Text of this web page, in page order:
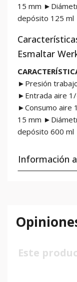
15 mm
depósito 125 ml
Esmaltar
►Presión
►Entrada aire
►Consumo aire
15 mm
depósito 600 ml
Información
Este